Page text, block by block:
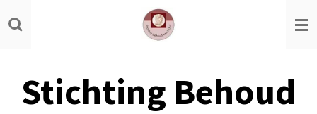
Ga
direct
hoofdinhoud
Stichting Behoud